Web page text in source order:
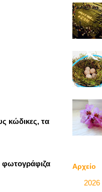
κώδικες, τα
φωτογράφιζα Αρχείο
2026